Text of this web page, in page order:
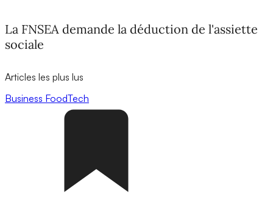
La FNSEA demande la déduction de l'assiette
sociale
Articles les plus lus
Business FoodTech